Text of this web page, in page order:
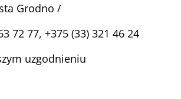
Grodno /
72 77, +375 (33) 321 46 24
uzgodnieniu